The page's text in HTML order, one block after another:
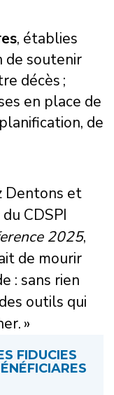
, établies
de soutenir
décès ;
en place de
de
Dentons et
CDSPI
2025,
de mourir
: sans rien
outils qui
»
FIDUCIES